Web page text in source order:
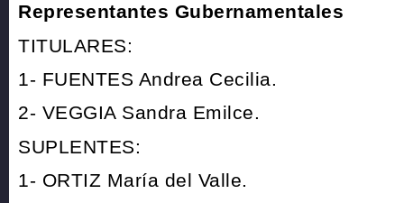
Representantes Gubernamentales
TITULARES:
1- FUENTES Andrea Cecilia.
2- VEGGIA Sandra Emilce.
SUPLENTES:
1- ORTIZ María del Valle.